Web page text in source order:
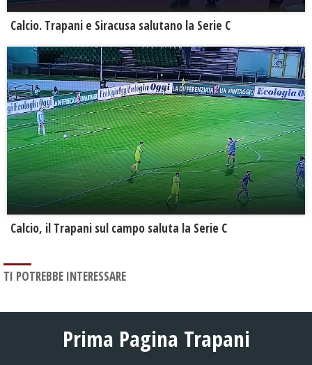
Calcio. Trapani e Siracusa salutano la Serie C
Calcio, il Trapani sul campo saluta la Serie C
TI POTREBBE INTERESSARE
Prima Pagina Trapani